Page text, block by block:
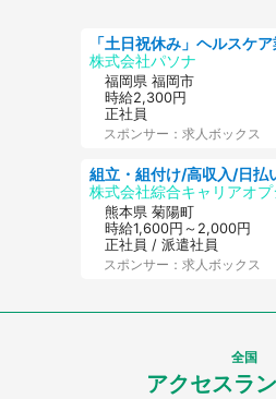
株式会社パソナ
福岡県 福岡市
時給2,300円
正社員
スポンサー：求人ボックス
株式会社綜合キャリアオプ
熊本県 菊陽町
時給1,600円～2,000円
正社員 / 派遣社員
スポンサー：求人ボックス
全国
アクセスラ